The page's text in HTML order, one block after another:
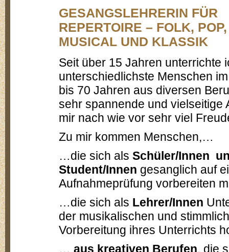
GESANGSLEHRERIN FÜR
REPERTOIRE – FOLK,
MUSICAL UND KLASSIK
Seit über 15 Jahren unterrichte
unterschiedlichste Menschen
bis 70 Jahren aus diversen
sehr spannende und vielseitige
mir nach wie vor sehr viel
Zu mir kommen Menschen,…
…die sich als Schüler/Innen
Student/Innen gesanglich auf
Aufnahmeprüfung vorbereiten
…die sich als Lehrer/Innen
der musikalischen und
Vorbereitung ihres Unterrichts
… aus kreativen Berufen, die